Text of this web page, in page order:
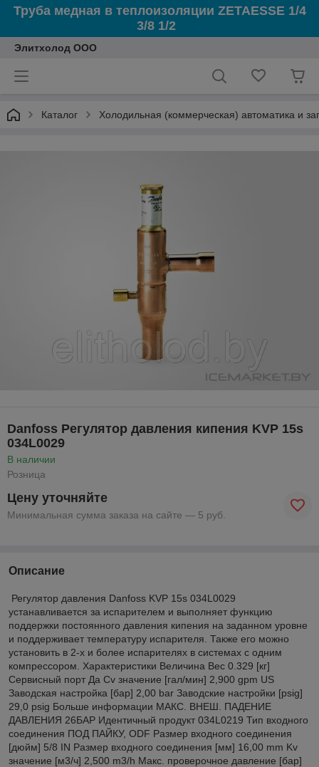
Труба медная в теплоизоляции ZETAESSE 1/4
3/8 1/2
Элитхолод ООО
Каталог Холодильная (коммерческая) автоматика и
Danfoss Регулятор давления кипения KVP 15s
034L0029
В наличии
Розница
Цену уточняйте
Минимальная сумма заказа на сайте — 5 руб.
Описание
Регулятор давления Danfoss KVP 15s 034L0029
устанавливается за испарителем и выполняет функцию
поддержки постоянного давления кипения на заданном уровне
и поддерживает температуру испарителя. Также его можно
установить в 2-х и более испарителях в системах с одним
компрессором. Характеристики Величина Вес 0.329 [кг]
Сервисный порт Да Cv значение [гал/мин] 2,900 gpm US
Заводская настройка [бар] 2,00 bar Заводские настройки [psig]
29,0 psig Больше информации МАКС. ВНЕШ. ПАДЕНИЕ
ДАВЛЕНИЯ 26БАР Идентичный продукт 034L0219 Тип входного
соединения ПОД ПАЙКУ, ODF Размер входного соединения
[дюйм] 5/8 IN Размер входного соединения [мм] 16,00 mm Kv
значение [м3/ч] 2,500 m3/h Макс. проверочное давление [бар]